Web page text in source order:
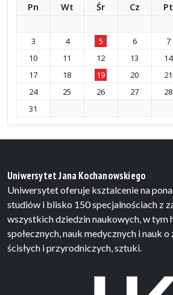
Pn
Wt Śr Cz Pt
3
4 5 6 7
10
11 12 13 14
17
18 19 20 21
24
25 26 27 28
31
Uniwersytet Jana Kochanowskiego
Uniwersytet oferuje ksztalcenie na
studiów i blisko 150 specjalnościach z
wszystkich dziedzin naukowych, w tym
społecznych, nauk medycznych i nauk
ścisłych i przyrodniczych, sztuki.